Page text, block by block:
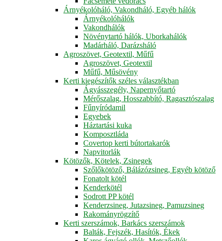
Árnyékolóháló, Vakondháló, Egyéb hálók
Árnyékolóhálók
Vakondhálók
Növénytartó hálók, Uborkahálók
Madárháló, Darázsháló
Agroszövet, Geotextil, Műfű
Agroszövet, Geotextil
Műfű, Műsövény
Kerti kiegészítők széles választékban
Ágyásszegély, Napernyőtartó
Mérőszalag, Hosszabbító, Ragasztószalag
Fűnyíródamil
Egyebek
Háztartási kuka
Komposztláda
Covertop kerti bútortakarók
Napvitorlák
Kötözők, Kötelek, Zsinegek
Szőlőkötöző, Bálázózsineg, Egyéb kötöző
Fonatolt kötél
Kenderkötél
Sodrott PP kötél
Kenderzsineg, Jutazsineg, Pamuzsineg
Rakományrögzítő
Kerti szerszámok, Barkács szerszámok
Balták, Fejszék, Hasítók, Ékek